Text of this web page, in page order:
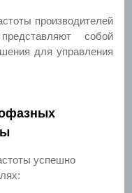
производителей
собой
для управления
успешно